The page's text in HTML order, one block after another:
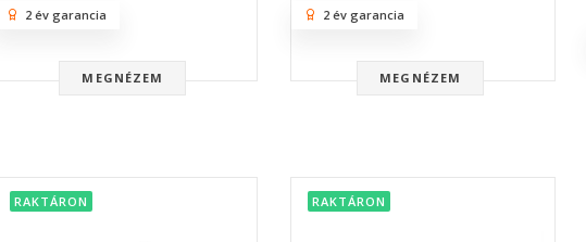
MEGNÉZEM
2 év garancia
MEGNÉZEM
2 év garancia
RAKTÁRON RAKTÁRON